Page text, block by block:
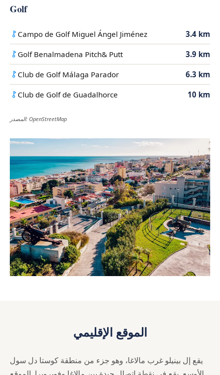
Golf
Campo de Golf Miguel Ángel Jiménez 3.4 km
Golf Benalmadena Pitch& Putt 3.9 km
Club de Golf Málaga Parador 6.3 km
Club de Golf de Guadalhorce 10 km
المصدر: OpenStreetMap
الموقع الإقليمي
يقع إل بينيلو غرب مالاغا، وهو جزء من منطقة كوستا دل سول